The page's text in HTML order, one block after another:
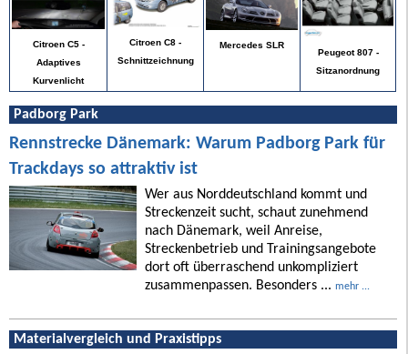
Citroen C5 -
Adaptives
Kurvenlicht
Citroen C8 -
Schnittzeichnung
Mercedes SLR
Peugeot 807 -
Sitzanordnung
Padborg Park
Rennstrecke Dänemark: Warum Padborg Park für
Trackdays so attraktiv ist
Wer aus Norddeutschland kommt und
Streckenzeit sucht, schaut zunehmend
nach Dänemark, weil Anreise,
Streckenbetrieb und Trainingsangebote
dort oft überraschend unkompliziert
zusammenpassen. Besonders ... mehr ...
Materialvergleich und Praxistipps